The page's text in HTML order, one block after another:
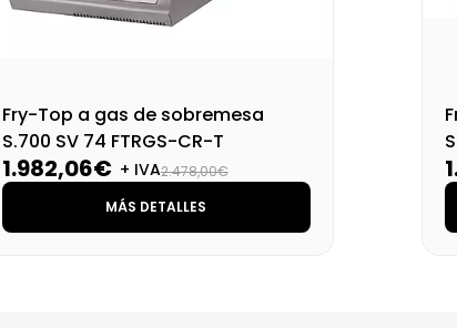
Fry-Top a gas de sobremesa
S.700 SV 74 FTRGS-CR-T
1.982,06€ + IVA2.478,00€
MÁS DETALLES